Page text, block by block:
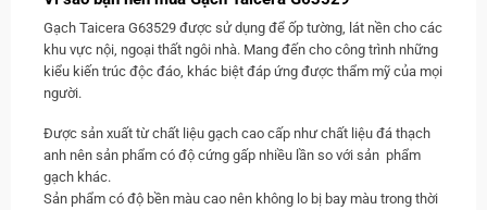
Gạch Taicera G63529 được sử dụng để ốp tường, lát nền cho các
khu vực nội, ngoại thất ngôi nhà. Mang đến cho công trình những
kiểu kiến trúc độc đáo, khác biệt đáp ứng được thẩm mỹ của mọi
người.
Được sản xuất từ chất liệu gạch cao cấp như chất liệu đá thạch
anh nên sản phẩm có độ cứng gấp nhiều lần so với sản phẩm
gạch khác.
Sản phẩm có độ bền màu cao nên không lo bị bay màu trong thời